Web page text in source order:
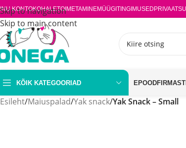
Skip to navigation
Skip to main content
KONTOKOHALETOIMETAMINEMÜÜGITINGIMUSED
KÕIK KATEGOORIAD EPOODFIRMAST
Esileht/Maiuspalad/Yak snack/Yak Snack – Small